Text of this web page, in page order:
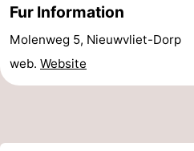
Schwimmbader
-
Reiten
-
Golfplatze
-
Fur Information
Molenweg 5, Nieuwvliet-Dorp
web. Website